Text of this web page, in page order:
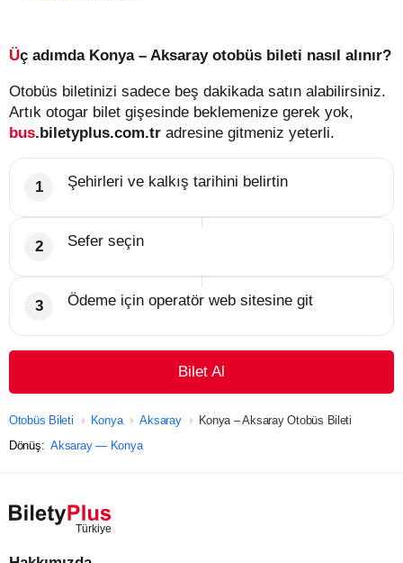
Üç adımda Konya – Aksaray otobüs bileti nasıl alınır?
Otobüs biletinizi sadece beş dakikada satın alabilirsiniz.
Artık otogar bilet gişesinde beklemenize gerek yok,
bus.biletyplus.com.tr adresine gitmeniz yeterli.
Şehirleri ve kalkış tarihini belirtin
Sefer seçin
Ödeme için operatör web sitesine git
Bilet Al
Otobüs Bileti Konya Aksaray
Konya – Aksaray Otobüs Bileti
Dönüş: Aksaray — Konya